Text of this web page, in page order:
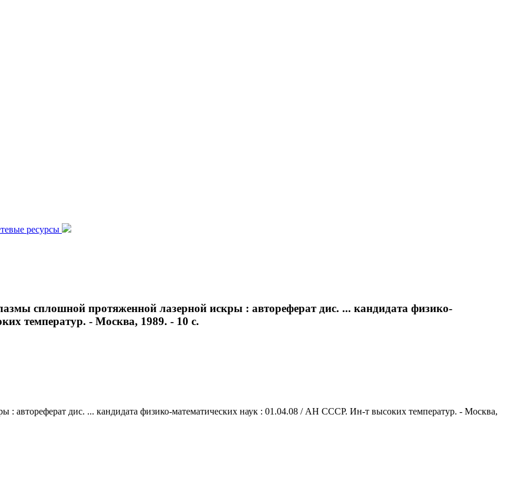
ресурсы
сплошной протяженной лазерной искры : автореферат дис. ... кандидата физико-
температур. - Москва, 1989. - 10 с.
: автореферат дис. ... кандидата физико-математических наук : 01.04.08 / АН СССР. Ин-т высоких температур. - Москва,